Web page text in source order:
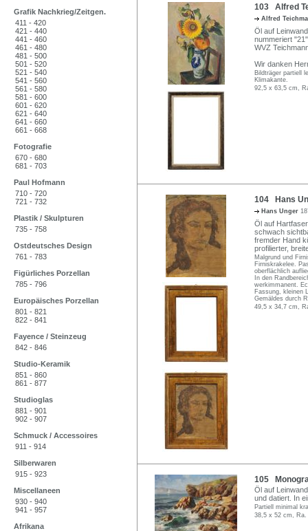
Grafik Nachkrieg/Zeitgen.
411 - 420
421 - 440
441 - 460
461 - 480
481 - 500
501 - 520
521 - 540
541 - 560
561 - 580
581 - 600
601 - 620
621 - 640
641 - 660
661 - 668
Fotografie
670 - 680
681 - 703
Paul Hofmann
710 - 720
721 - 732
Plastik / Skulpturen
735 - 758
Ostdeutsches Design
761 - 783
Figürliches Porzellan
785 - 796
Europäisches Porzellan
801 - 821
822 - 841
Fayence / Steinzeug
842 - 846
Studio-Keramik
851 - 860
861 - 877
Studioglas
881 - 901
902 - 907
Schmuck / Accessoires
911 - 914
Silberwaren
915 - 923
Miscellaneen
930 - 940
941 - 957
Afrikana
103 Alfred
Alfred
Öl auf
nummeriert
WVZ
Wir danken
Bildträger partiell
Klimakante.
92,5 x 63,5 cm,
104 Hans
Hans Unger
Öl auf
schwach
fremder Hand
profilierter,
Malgrund und
Firniskrakelee.
oberflächlich
In den
werkimmanent.
Fassung, kleinen
Gemäldes durch
49,5 x 34,7 cm,
105
Öl auf
und datiert. In
Partiell minimal
38,5 x 52 cm,